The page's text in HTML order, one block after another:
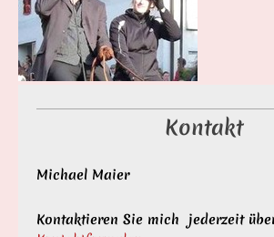
Kontakt
Michael Maier
Kontaktieren Sie mich jederzeit